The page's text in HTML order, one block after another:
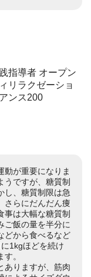
指導者 オープン
リラクゼーショ
ンス200
動が重要になりま
うですが、糖質制
し、糖質制限は急
さらにだんだん痩
事は大幅な糖質制
ご飯の量を半分に
どから食べるなど
1kgほどを続け
。
ありますが、筋肉